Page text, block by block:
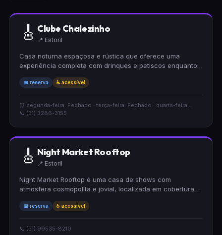
🎸 Clube Chalezinho
📍 Estoril
Casa noturna espaçosa e rústica que oferece uma
experiência completa com drinques e petiscos enquanto
ambiente mantém um clima animado e acolhedor.
📅 reserva ♿ acessível
⏰ segunda-feira: Fechado · terça-feira: Fechado · quarta-feira...
📞 (31) 3286-3155
🎸 Night Market Rooftop
📍 Estoril
Night Market Rooftop é uma casa de shows com
atmosfera cosmopolita e jovial, localizada em cobertura
enquanto você aprecia música lounge ao vivo. Acessível
📅 reserva ♿ acessível
📞 (31) 99535-8210